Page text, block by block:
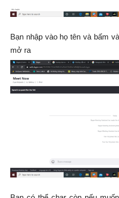
Bạn nhập vào họ tên và bấm
mở ra